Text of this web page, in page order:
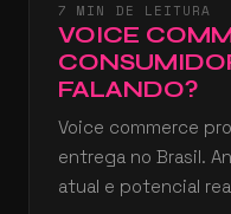
7 MIN DE LEITURA
VOICE
FALANDO?
Voice commerce
entrega no Brasil.
atual e potencial